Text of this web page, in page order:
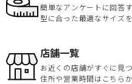
簡単なアンケートに回答
型に合った最適なサイズ
店舗一覧
お近くの店舗がすぐに見つ
住所や営業時間はこちら